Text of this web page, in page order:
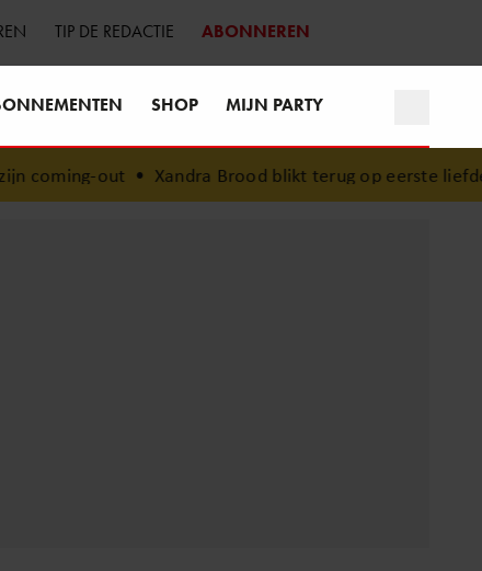
TIP DE REDACTIE ABONNEREN
SHOP MIJN PARTY
• Xandra Brood blikt terug op eerste liefdesnest met